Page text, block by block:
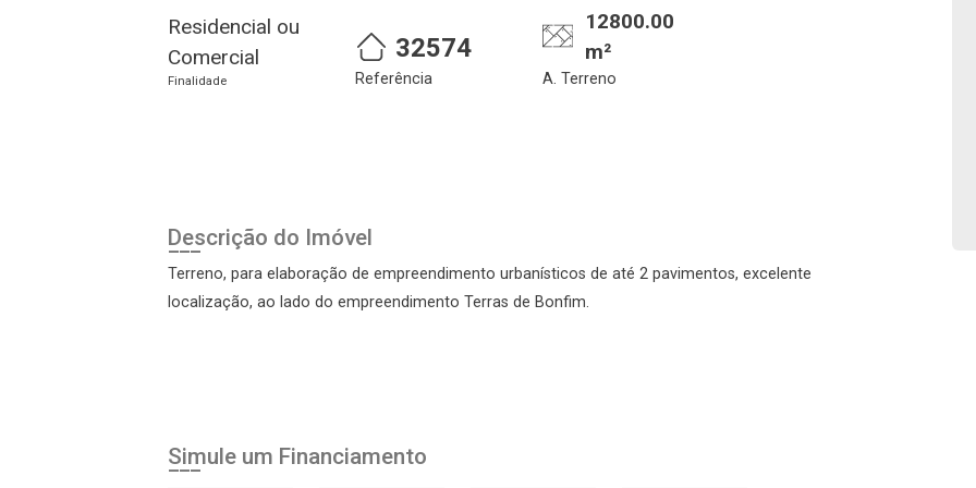
Residencial ou
Comercial
Finalidade
32574
Referência
12800.00
m²
A. Terreno
Descrição do Imóvel
Terreno, para elaboração de empreendimento urbanísticos de até 2 pavimentos, excelente
localização, ao lado do empreendimento Terras de Bonfim.
Simule um Financiamento
Confirmar dados da
08h00
Realize o login